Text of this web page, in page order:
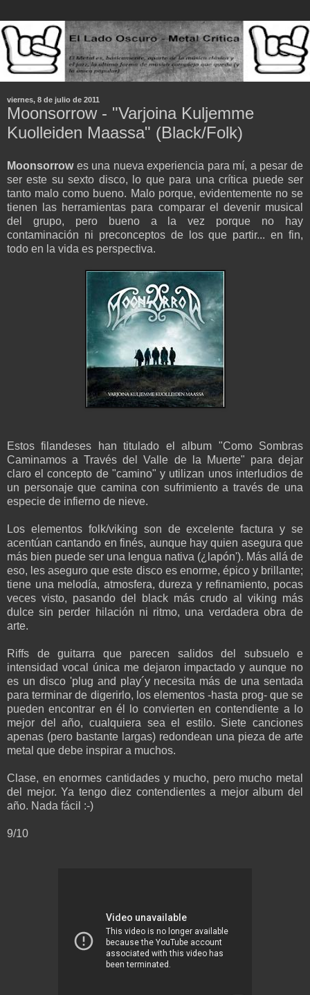
viernes, 8 de julio de 2011
Moonsorrow - "Varjoina Kuljemme
Kuolleiden Maassa" (Black/Folk)
Moonsorrowes una nueva experiencia para mí, a pesar de
ser este su sexto disco, lo que para una crítica puede ser
tanto malo como bueno. Malo porque, evidentemente no se
tienen las herramientas para comparar el devenir musical
del grupo, pero bueno a la vez porque no hay
contaminación ni preconceptos de los que partir... en fin,
todo en la vida es perspectiva.
Estos filandeses han titulado el album "Como Sombras
Caminamos a Través del Valle de la Muerte" para dejar
claro e l concepto de"camino" y utilizan unos interludios de
un personaje que camina con sufrimiento a través de una
especie de infierno de nieve.
Los elementos folk/viking son de excelente factura y se
acentúan cantando en finés, aunque hay quien asegura que
más bien puede ser una lengua nativa (¿lapón'). Más allá de
eso, les aseguro que este disco es enorme, épico y brillante;
tiene una melodía, atmosfera, dureza y refinamiento, pocas
veces visto, pasando del black más crudo al viking más
dulce sin perder hilación ni ritmo, una verdadera obra de
arte.
Riffs de guitarra que parecen salidos del subsuelo e
intensidad vocal única me dejaron impactado y aunque no
es un disco 'plug and play´y necesita más de una sentada
para terminar de digerirlo, los elementos -hasta prog- que se
pueden encontrar en él lo convierten en contendiente a lo
mejor del año, cualquiera sea el estilo. Siete canciones
apenas (pero bastante largas) redondean una pieza de arte
metal que debe inspirar a muchos.
Clase, en enormes cantidades y mucho, pero mucho metal
del mejor. Ya tengo diez contendientes a mejor album del
año. Nada fácil :-)
9/10